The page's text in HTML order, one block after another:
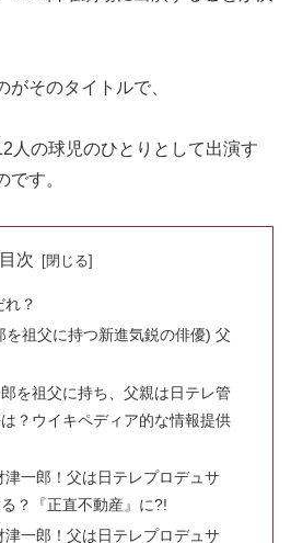
がそのタイトルで、
人の球児のひとりとして出演す
です。
目次
？
を祖父に持つ新進気鋭の俳優) 父
を祖父に持ち、父親は日テレ管
？ウイキペディア的な情報提供
津一郎！父は日テレプロデュサ
？『正直不動産』に?!
津一郎！父は日テレプロデュサ